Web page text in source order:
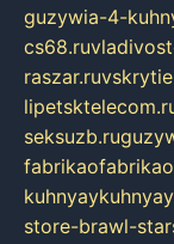
guzywia-4-
cs68.ru
raszar.ru
seksuzb.ru
store-brawl-